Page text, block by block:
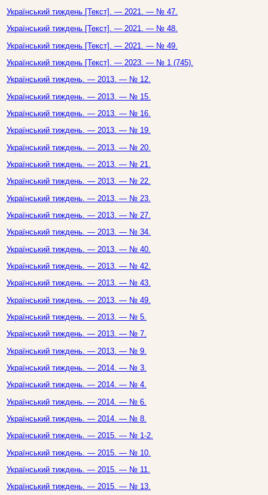
Український тиждень [Текст]. — 2021. — № 47.
Український тиждень [Текст]. — 2021. — № 48.
Український тиждень [Текст]. — 2021. — № 49.
Український тиждень [Текст]. — 2023. — № 1 (745).
Український тиждень. — 2013. — № 12.
Український тиждень. — 2013. — № 15.
Український тиждень. — 2013. — № 16.
Український тиждень. — 2013. — № 19.
Український тиждень. — 2013. — № 20.
Український тиждень. — 2013. — № 21.
Український тиждень. — 2013. — № 22.
Український тиждень. — 2013. — № 23.
Український тиждень. — 2013. — № 27.
Український тиждень. — 2013. — № 34.
Український тиждень. — 2013. — № 40.
Український тиждень. — 2013. — № 42.
Український тиждень. — 2013. — № 43.
Український тиждень. — 2013. — № 49.
Український тиждень. — 2013. — № 5.
Український тиждень. — 2013. — № 7.
Український тиждень. — 2013. — № 9.
Український тиждень. — 2014. — № 3.
Український тиждень. — 2014. — № 4.
Український тиждень. — 2014. — № 6.
Український тиждень. — 2014. — № 8.
Український тиждень. — 2015. — № 1-2.
Український тиждень. — 2015. — № 10.
Український тиждень. — 2015. — № 11.
Український тиждень. — 2015. — № 13.